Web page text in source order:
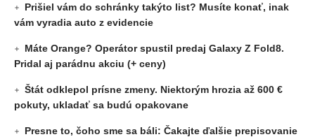
Prišiel vám do schránky takýto list? Musíte konať, inak
vám vyradia auto z evidencie
Máte Orange? Operátor spustil predaj Galaxy Z Fold8.
Pridal aj parádnu akciu (+ ceny)
Štát odklepol prísne zmeny. Niektorým hrozia až 600 €
pokuty, ukladať sa budú opakovane
Presne to, čoho sme sa báli: Čakajte ďalšie prepisovanie